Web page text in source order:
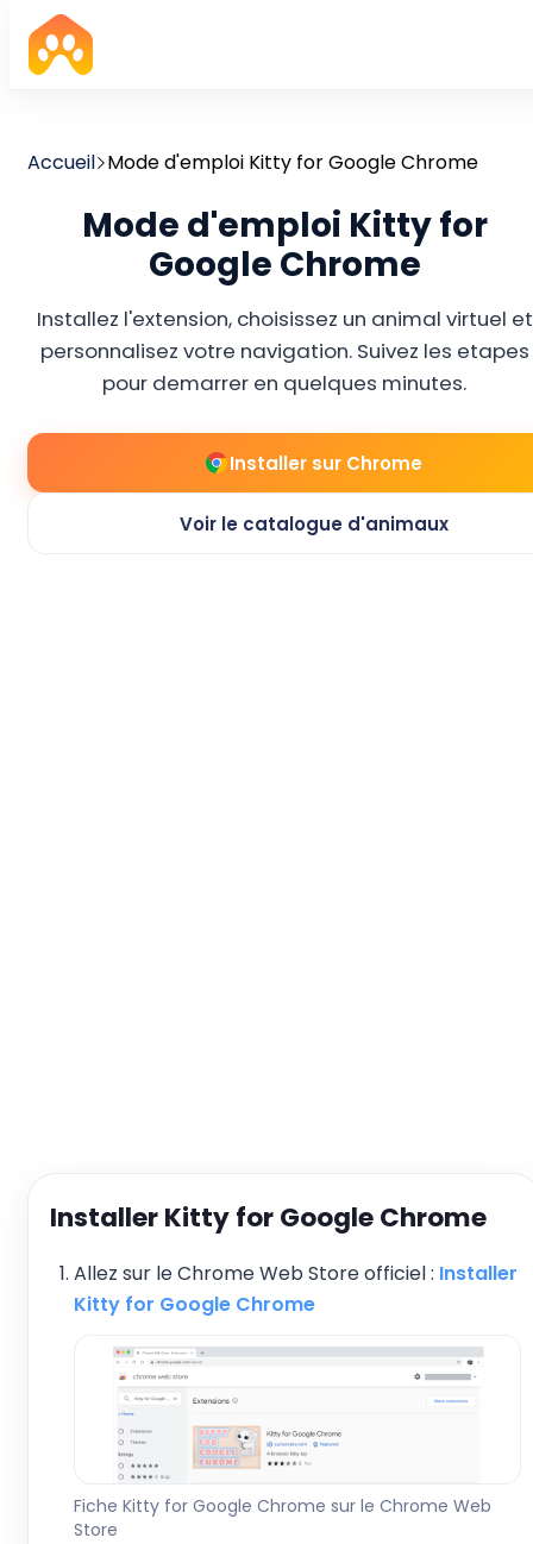
Accueil Mode d'emploi Kitty for Google Chrome
Mode d'emploi Kitty for
Google Chrome
Installez l'extension, choisissez un animal virtuel et
personnalisez votre navigation. Suivez les etapes
pour demarrer en quelques minutes.
Installer sur Chrome
Voir le catalogue d'animaux
Installer Kitty for Google Chrome
Allez sur le Chrome Web Store officiel : Installer
Kitty for Google Chrome
Fiche Kitty for Google Chrome sur le Chrome Web
Store